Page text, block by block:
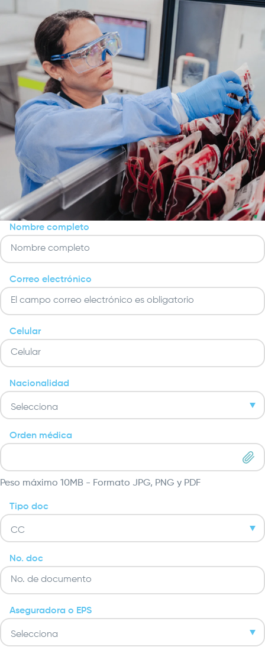
Nombre completo
Correo electrónico
Celular
Nacionalidad
Orden médica
Peso máximo 10MB - Formato JPG, PNG y PDF
Tipo doc
No. doc
Aseguradora o EPS